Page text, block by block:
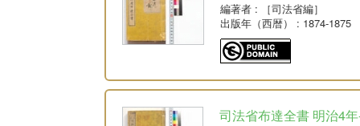
編著者 : ［司法省編］
出版年（西暦）
: 1874-1875
司法省布達全書 明治4